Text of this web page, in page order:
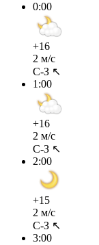
0:00
+16
2 м/с
С-З ↖
1:00
+16
2 м/с
С-З ↖
2:00
+15
2 м/с
С-З ↖
3:00